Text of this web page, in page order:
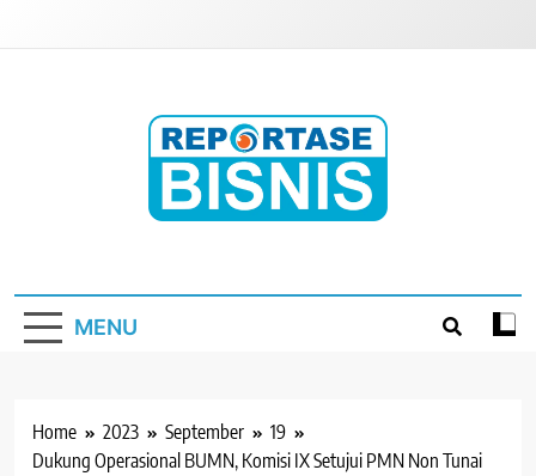
MENU
Home 2023 September
19
Dukung Operasional BUMN, Komisi IX Setujui PMN Non Tunai